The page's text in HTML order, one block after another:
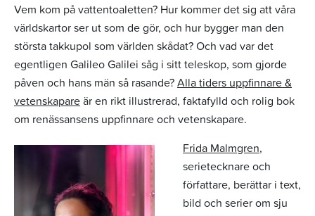
Vem kom på vattentoaletten? Hur kommer det sig att våra
världskartor ser ut som de gör, och hur bygger man den
största takkupol som världen skådat? Och vad var det
egentligen Galileo Galilei såg i sitt teleskop, som gjorde
påven och hans män så rasande?Alla tiders uppfinnare &
vetenskapareär en rikt illustrerad, faktafylld och rolig bok
om renässansens uppfinnare och vetenskapare.
Frida Malmgren,
serietecknare och
författare, berättar i text,
bild och serier om sju